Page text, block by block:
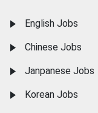
English Jobs
Chinese Jobs
Janpanese Jobs
Korean Jobs